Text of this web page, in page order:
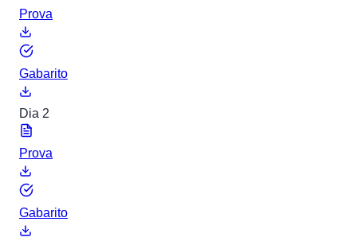
Prova
Gabarito
Dia 2
Prova
Gabarito